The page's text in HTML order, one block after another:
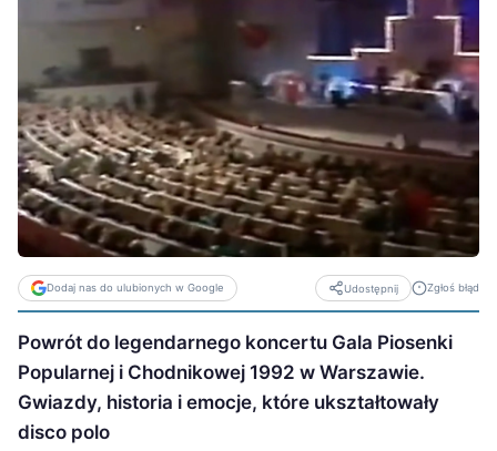
Dodaj nas do ulubionych w Google Udostępnij Zgłoś błąd
Powrót do legendarnego koncertu Gala Piosenki
Popularnej i Chodnikowej 1992 w Warszawie.
Gwiazdy, historia i emocje, które ukształtowały
disco polo